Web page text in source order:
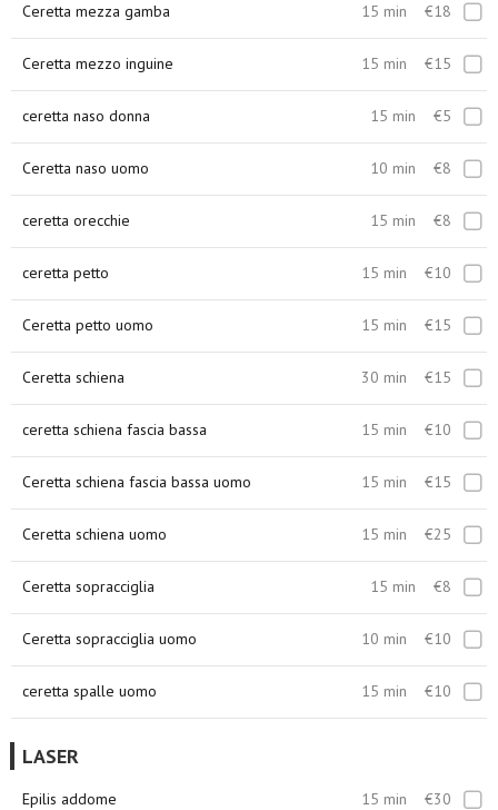
Ceretta mezza gamba 15 min €18
Ceretta mezzo inguine 15 min €15
ceretta naso donna 15 min €5
Ceretta naso uomo 10 min €8
ceretta orecchie 15 min €8
ceretta petto 15 min €10
Ceretta petto uomo 15 min €15
Ceretta schiena 30 min €15
ceretta schiena fascia bassa 15 min €10
Ceretta schiena fascia bassa uomo 15 min €15
Ceretta schiena uomo 15 min €25
Ceretta sopracciglia 15 min €8
Ceretta sopracciglia uomo 10 min €10
ceretta spalle uomo 15 min €10
LASER
Epilis addome 15 min €30